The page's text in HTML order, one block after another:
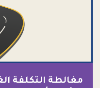
مغالطة التكلفة